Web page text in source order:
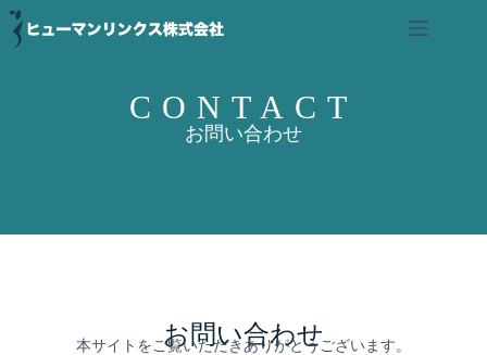
CONTACT
お問い合わせ
お問い合わせ
本サイトをご覧いただきありがとうございます。